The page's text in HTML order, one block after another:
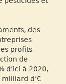
des
profits
de
d’ici à 2020,
milliard d’€